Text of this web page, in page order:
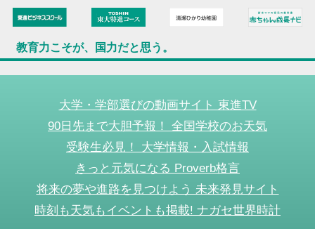
教育力こそが、国力だと思う。
大学・学部選びの動画サイト 東進TV
90日先まで大胆予報！ 全国学校のお天気
受験生必見！ 大学情報・入試情報
きっと元気になる Proverb格言
将来の夢や進路を見つけよう 未来発見サイト
時刻も天気もイベントも掲載! ナガセ世界時計